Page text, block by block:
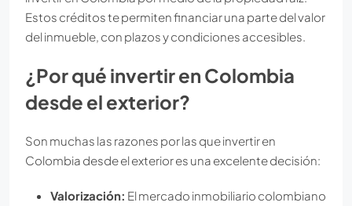
Estos créditos te permiten financiar una parte del valor
del inmueble, con plazos y condiciones accesibles.
¿Por qué invertir en Colombia
desde el exterior?
Son muchas las razones por las que invertir en
Colombia desde el exterior es una excelente decisión:
Valorización: El mercado inmobiliario colombiano